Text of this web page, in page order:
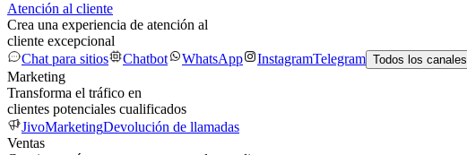
Atención al cliente
Crea una experiencia de atención al
cliente excepcional
Chat para sitios
Chatbot WhatsApp InstagramTelegram Todos los canales
Marketing
Transforma el tráfico en
clientes potenciales cualificados
JivoMarketingDevolución de llamadas
Ventas